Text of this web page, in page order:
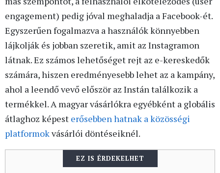
engagement) pedig jóval meghaladja a Facebook-ét.
Egyszerűen fogalmazva a használók könnyebben
lájkolják és jobban szeretik, amit az Instagramon
látnak. Ez számos lehetőséget rejt az e-kereskedők
számára, hiszen eredményesebb lehet az a kampány,
ahol a leendő vevő először az Instán találkozik a
termékkel. A magyar vásárlókra egyébként a globális
átlaghoz képest erősebben hatnak a közösségi
platformokvásárlói döntéseiknél.
EZ IS ÉRDEKELHET